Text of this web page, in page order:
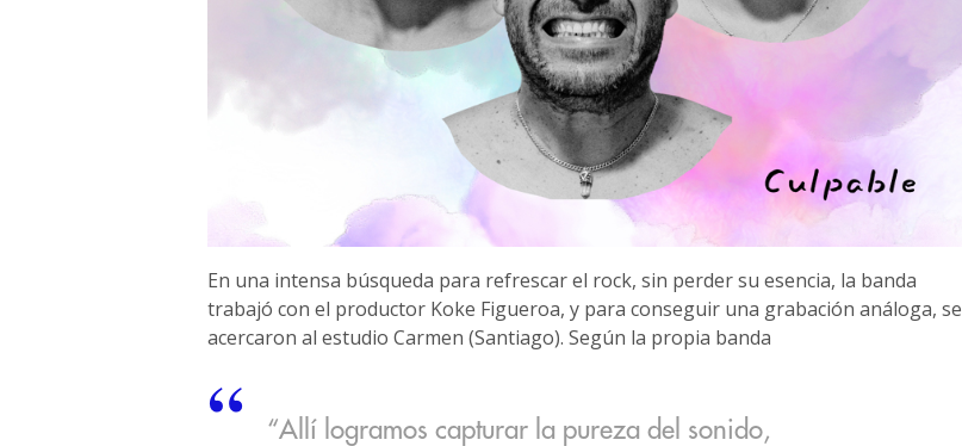
En una intensa búsqueda para refrescar el rock, sin perder su esencia, la banda
trabajó con el productor Koke Figueroa, y para conseguir una grabación análoga, se
acercaron al estudio Carmen (Santiago). Según la propia banda
“Allí logramos capturar la pureza del sonido,